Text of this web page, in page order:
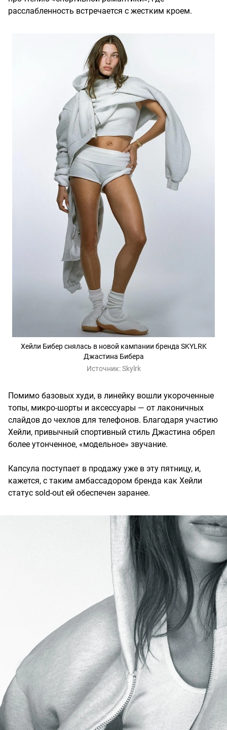
расслабленность встречается с жестким кроем.
Хейли Бибер снялась в новой кампании бренда SKYLRK
Джастина Бибера
Источник:Skylrk
Помимо базовых худи, в линейку вошли укороченные
топы, микро-шорты и аксессуары — от лаконичных
слайдов до чехлов для телефонов. Благодаря участию
Хейли, привычный спортивный стиль Джастина обрел
более утонченное, «модельное» звучание.
Капсула поступает в продажу уже в эту пятницу, и,
кажется, с таким амбассадором бренда как Хейли
статус sold-out ей обеспечен заранее.